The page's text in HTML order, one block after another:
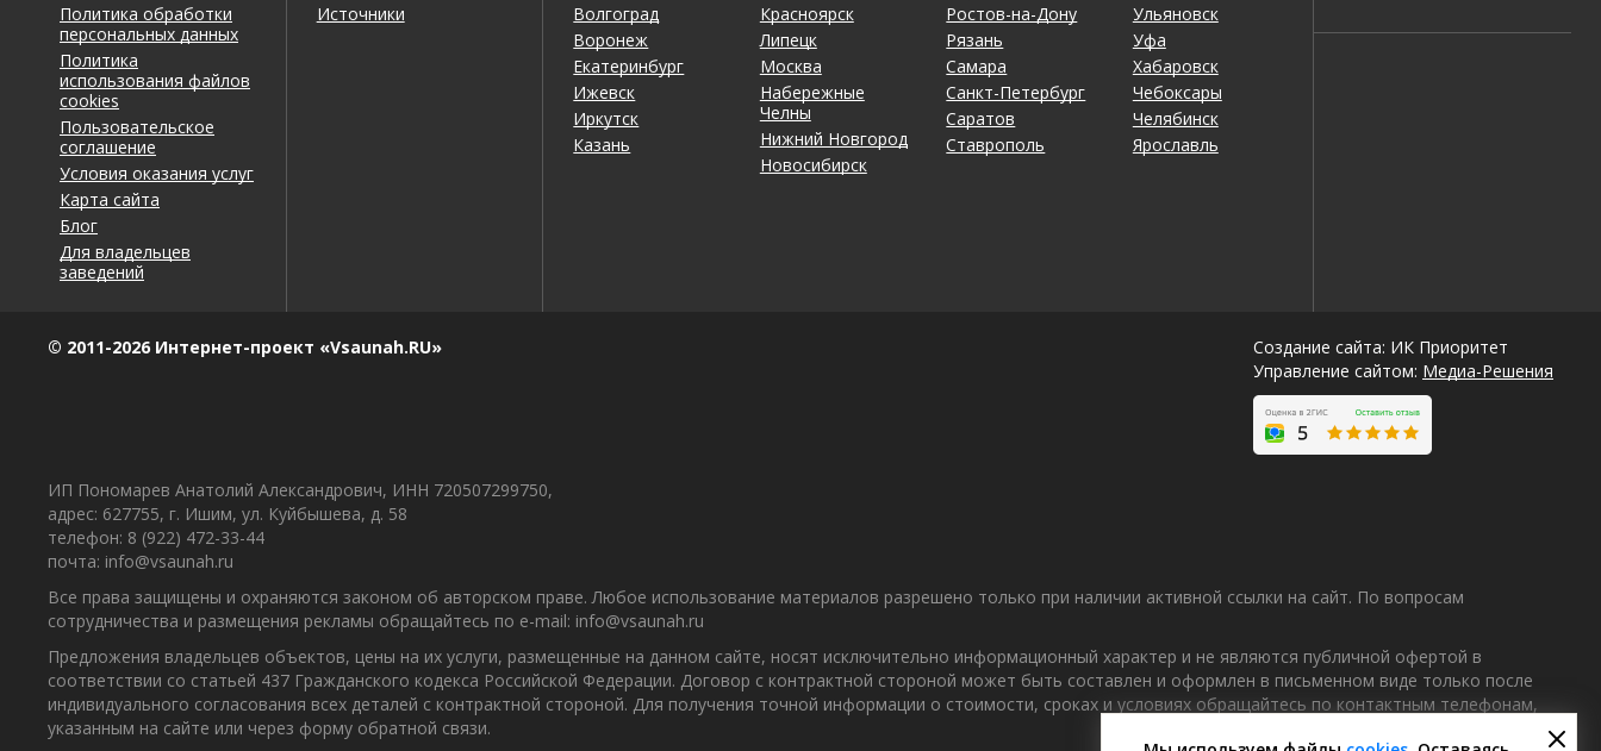
Политика обработки
персональных данных
Политика
использования файлов
cookies
Пользовательское
соглашение
Условия оказания услуг
Карта сайта
Блог
Для владельцев
заведений
Источники
Волгоград
Воронеж
Екатеринбург
Ижевск
Иркутск
Казань
Красноярск
Липецк
Москва
Набережные
Челны
Нижний Новгород
Новосибирск
Ростов-на-Дону
Рязань
Самара
Санкт-Петербург
Саратов
Ставрополь
Ульяновск
Уфа
Хабаровск
Чебоксары
Челябинск
Ярославль
© 2011-2026 Интернет-проект «Vsaunah.RU»
Создание сайта: ИК Приоритет
Управление сайтом: Медиа-Решения
ИП Пономарев Анатолий Александрович, ИНН 720507299750,
адрес: 627755, г. Ишим, ул. Куйбышева, д. 58
телефон: 8 (922) 472-33-44
почта: info@vsaunah.ru
Все права защищены и охраняются законом об авторском праве. Любое использование материалов разрешено только при наличии активной ссылки на сайт. По вопросам
сотрудничества и размещения рекламы обращайтесь по e-mail: info@vsaunah.ru
Предложения владельцев объектов, цены на их услуги, размещенные на данном сайте, носят исключительно информационный характер и не являются публичной офертой в
соответствии со статьей 437 Гражданского кодекса Российской Федерации. Договор с контрактной стороной может быть составлен и оформлен в письменном виде только после
индивидуального согласования всех деталей с контрактной стороной. Для получения точной информации о стоимости, сроках и условиях обращайтесь по контактным телефонам,
указанным на сайте или через форму обратной связи.
Лучшие